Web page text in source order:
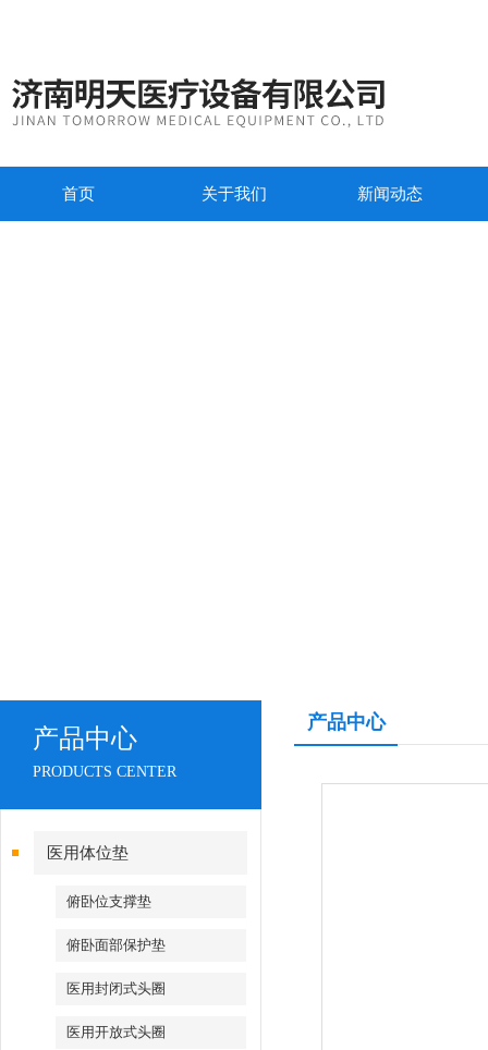
首页 关于我们 新闻动态
产品中心
PRODUCTS CENTER
医用体位垫
俯卧位支撑垫
俯卧面部保护垫
医用封闭式头圈
医用开放式头圈
产品中心